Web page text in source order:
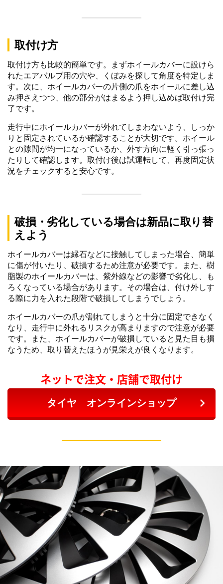
取付け方
取付け方も比較的簡単です。まずホイールカバーに設けら
れたエアバルブ用の穴や、くぼみを探して角度を特定しま
す。次に、ホイールカバーの片側の爪をホイールに差し込
み押さえつつ、他の部分がはまるよう押し込めば取付け完
了です。
走行中にホイールカバーが外れてしまわないよう、しっか
りと固定されているか確認することが大切です。ホイール
との隙間が均一になっているか、外す方向に軽く引っ張っ
たりして確認します。取付け後は試運転して、再度固定状
況をチェックすると安心です。
破損・劣化している場合は新品に取り替
えよう
ホイールカバーは縁石などに接触してしまった場合、簡単
に傷が付いたり、破損するため注意が必要です。また、樹
脂製のホイールカバーは、紫外線などの影響で劣化し、も
ろくなっている場合があります。その場合は、付け外しす
る際に力を入れた段階で破損してしまうでしょう。
ホイールカバーの爪が割れてしまうと十分に固定できなく
なり、走行中に外れるリスクが高まりますので注意が必要
です。また、ホイールカバーが破損していると見た目も損
なうため、取り替えたほうが見栄えが良くなります。
ネットで注文・店舗で取付け
タイヤ オンラインショップ